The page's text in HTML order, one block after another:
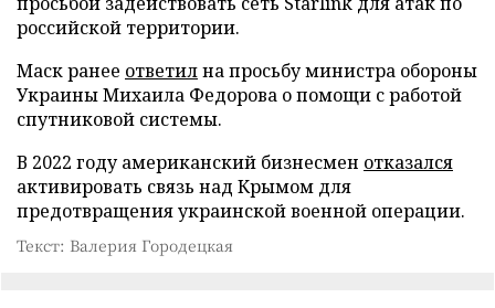
российской территории.
Маск ранее ответилна просьбу министра обороны
Украины Михаила Федорова о помощи с работой
спутниковой системы.
В 2022 году американский бизнесмен отказался
активировать связь над Крымом для
предотвращения украинской военной операции.
Текст: Валерия Городецкая